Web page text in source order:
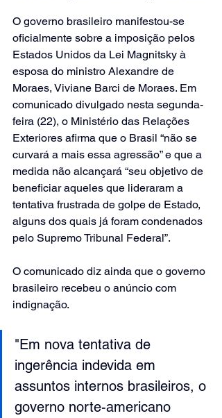
O governo brasileiro manifestou-se
oficialmente sobre a imposição pelos
Estados Unidos da Lei Magnitsky à
esposa do ministro Alexandre de
Moraes, Viviane Barci de Moraes. Em
comunicado divulgado nesta segunda-
feira (22), o Ministério das Relações
Exteriores afirma que o Brasil “não se
curvará a mais essa agressão” e que a
medida não alcançará “seu objetivo de
beneficiar aqueles que lideraram a
tentativa frustrada de golpe de Estado,
alguns dos quais já foram condenados
pelo Supremo Tribunal Federal”.
O comunicado diz ainda que o governo
brasileiro recebeu o anúncio com
indignação.
"Em nova tentativa de
ingerência indevida em
assuntos internos brasileiros, o
governo norte-americano